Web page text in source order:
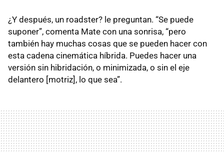
¿Y después, un roadster? le preguntan. “Se puede
suponer”, comenta Mate con una sonrisa, “pero
también hay muchas cosas que se pueden hacer con
esta cadena cinemática híbrida. Puedes hacer una
versión sin hibridación, o minimizada, o sin el eje
delantero [motriz], lo que sea”.